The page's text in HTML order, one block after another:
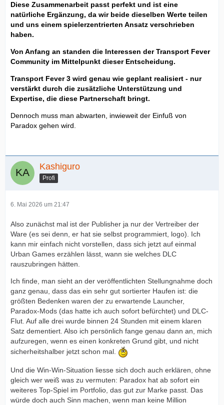
fühlen uns geehrt, unsere Kräfte mit einem so
angesehenen Publisher zu vereinen.
Von Anfang an standen die Interessen der Transport Fever
Fever 3 wird genau wie geplant realisiert - nur verstärkt
durch die zusätzliche Unterstützung und Expertise, die
diese Partnerschaft bringt. Die Zusammenarbeit ermöglicht
es uns, die bestehenden Pläne noch weiter zu verfeinern.
Gemeinsam werden wir den eingeschlagenen Weg für
Mehrwert für Spieler und Modder bieten, sowohl
Neueinsteiger als auch Veteranen.
die wir der Community gegeben haben, und der Kurs von
Transport Fever 3 bleibt unverändert. Wir und Paradox
haben uns auf eine gemeinsame Vision für das Publishing
verständigt, die unsere jeweiligen Stärken vereint. Die
vollständig bei uns, und sie setzen volles Vertrauen in
darum, Transport Fever 3 zu stärken – nicht zu verändern.
Transport Fever 3 ist damit auf einem noch stärkeren Weg,
sein volles Potenzial zu erreichen, wenn es später in
diesem Jahr erscheint.
Diese Zusammenarbeit passt perfekt und ist eine
natürliche Ergänzung, da wir beide dieselben Werte teilen
und uns einem spielerzentrierten Ansatz verschrieben
haben.
Von Anfang an standen die Interessen der Transport Fever
Community im Mittelpunkt dieser Entscheidung.
Transport Fever 3 wird genau wie geplant realisiert - nur
verstärkt durch die zusätzliche Unterstützung und
Expertise, die diese Partnerschaft bringt.
Dennoch muss man abwarten, inwieweit der Einfuß von
Paradox gehen wird.
Kashiguro
Profi
6. Mai 2026 um 21:47
Also zunächst mal ist der Publisher ja nur der Vertreiber der
Ware (es sei denn, er hat sie selbst programmiert, logo). Ich
kann mir einfach nicht vorstellen, dass sich jetzt auf einmal
Urban Games erzählen lässt, wann sie welches DLC
rauszubringen hätten.
Ich finde, man sieht an der veröffentlichten Stellungnahme doch
ganz genau, dass das ein sehr gut sortierter Haufen ist: die
größten Bedenken waren der zu erwartende Launcher,
Paradox-Mods (das hatte ich auch sofort befürchtet) und DLC-
Flut. Auf alle drei wurde binnen 24 Stunden mit einem klaren
Satz dementiert. Also ich persönlich fange genau dann an, mich
aufzuregen, wenn es einen konkreten Grund gibt, und nicht
sicherheitshalber jetzt schon mal.
Und die Win-Win-Situation liesse sich doch auch erklären, ohne
gleich wer weiß was zu vermuten: Paradox hat ab sofort ein
weiteres Top-Spiel im Portfolio, das gut zur Marke passt. Das
würde doch auch Sinn machen, wenn man keine Million